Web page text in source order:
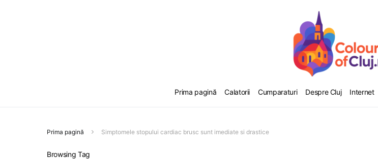
Prima pagină Calatorii Cumparaturi Despre Cluj Internet
Prima pagină Simptomele stopului cardiac brusc sunt imediate si drastice
Browsing Tag